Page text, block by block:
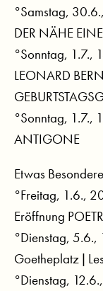
°Samstag,
DER NÄHE
°Sonntag, 1.7.,
LEONARD
°Sonntag, 1.7.,
ANTIGONE
Etwas
°Freitag, 1.6.,
Eröffnung
°Dienstag, 5.6.,
Goetheplatz |
°Dienstag,